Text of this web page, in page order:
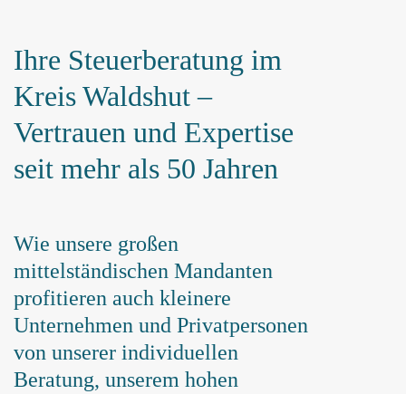
Ihre Steuerberatung im
Kreis Waldshut –
Vertrauen und Expertise
seit mehr als 50 Jahren
Wie unsere großen
mittelständischen Mandanten
profitieren auch kleinere
Unternehmen und Privatpersonen
von unserer individuellen
Beratung, unserem hohen